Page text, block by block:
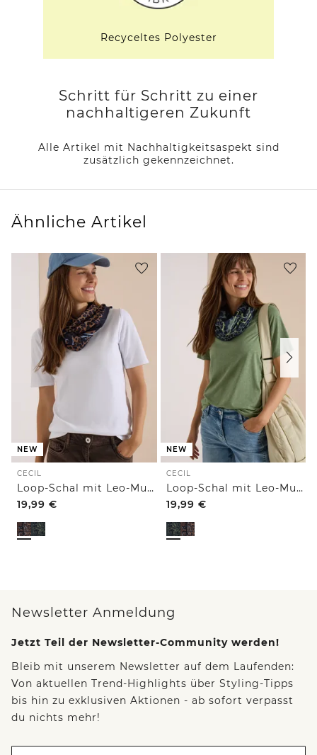
Recyceltes Polyester
Schritt für Schritt zu einer
nachhaltigeren Zukunft
Alle Artikel mit Nachhaltigkeitsaspekt sind
zusätzlich gekennzeichnet.
Ähnliche Artikel
NEW
CECIL
Loop-Schal mit Leo-Muster
19,99 €
NEW
CECIL
Loop-Schal mit Leo-Muster
19,99 €
Newsletter Anmeldung
Jetzt Teil der Newsletter-Community werden!
Bleib mit unserem Newsletter auf dem Laufenden:
Von aktuellen Trend-Highlights über Styling-Tipps
bis hin zu exklusiven Aktionen - ab sofort verpasst
du nichts mehr!